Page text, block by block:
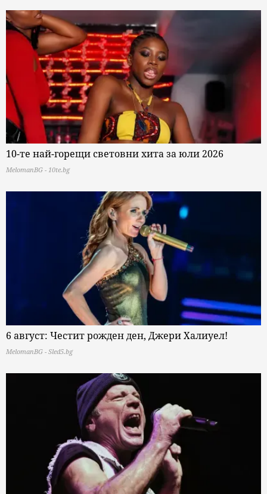
10-те най-горещи световни хита за юли 2026
MelomanBG - 10te.bg
6 август: Честит рожден ден, Джери Халиуел!
MelomanBG - Sled5.bg